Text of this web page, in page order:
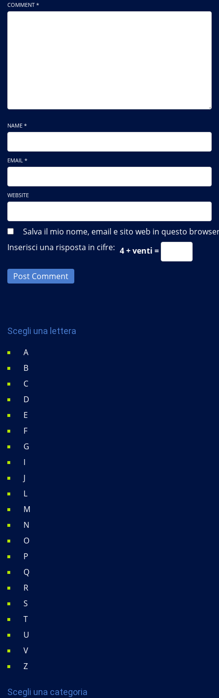
COMMENT *
NAME *
EMAIL *
WEBSITE
Salva il mio nome, email e sito web in questo
Inserisci una risposta in cifre: 4 + venti =
Post Comment
Scegli una lettera
A
B
C
D
E
F
G
I
J
L
M
N
O
P
Q
R
S
T
U
V
Z
Scegli una categoria